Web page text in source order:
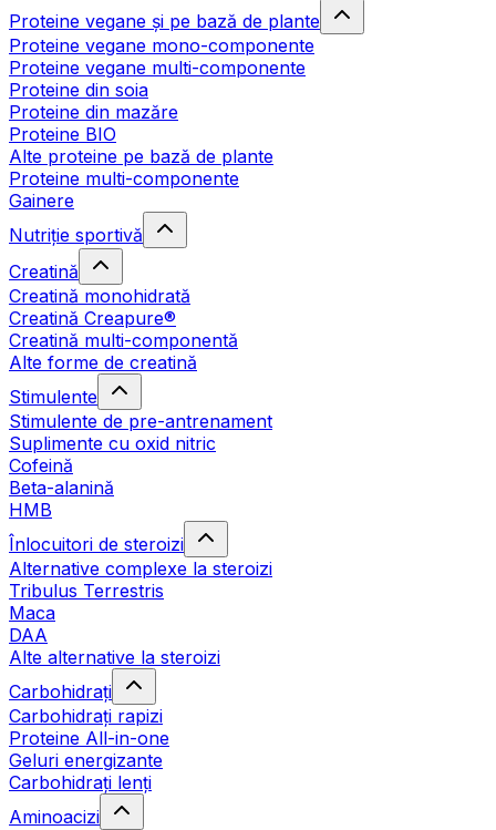
Proteine vegane și pe bază de plante
Proteine vegane mono-componente
Proteine vegane multi-componente
Proteine din soia
Proteine din mazăre
Proteine BIO
Alte proteine pe bază de plante
Proteine multi-componente
Gainere
Nutriție sportivă
Creatină
Creatină monohidrată
Creatină Creapure®
Creatină multi-componentă
Alte forme de creatină
Stimulente
Stimulente de pre-antrenament
Suplimente cu oxid nitric
Cofeină
Beta-alanină
HMB
Înlocuitori de steroizi
Alternative complexe la steroizi
Tribulus Terrestris
Maca
DAA
Alte alternative la steroizi
Carbohidrați
Carbohidrați rapizi
Proteine All-in-one
Geluri energizante
Carbohidrați lenți
Aminoacizi